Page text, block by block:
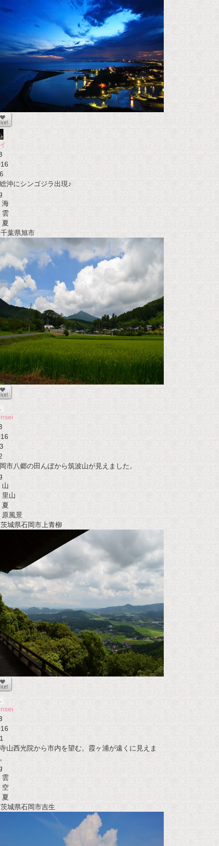
6
沖にシンゴジラ出現♪
海
雲
夏
葉県旭市
3
市八郷の田んぼから筑波山が見えました。
山
里山
夏
原風景
城県石岡市上青柳
1
山西光院から市内を望む。霞ヶ浦が遠くに見えま
雲
空
夏
城県石岡市吉生